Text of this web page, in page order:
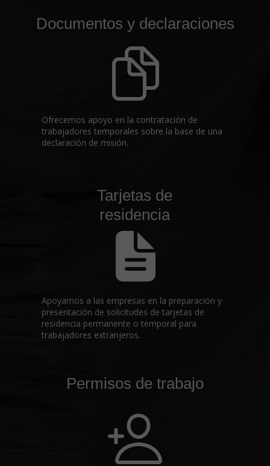
Apoyamos a las empresas en la preparación y
presentación de solicitudes de tarjetas de
residencia permanente o temporal para
trabajadores extranjeros.
Permisos de trabajo
Ofrecemos apoyo en la contratación de
trabajadores temporales sobre la base de una
declaración de misión.
Documentos y declaraciones
Tarjetas de
residencia